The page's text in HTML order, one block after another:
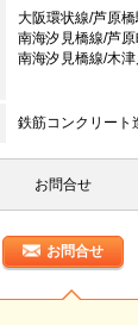
大阪環状線/芦原
南海汐見橋線/芦
南海汐見橋線/木
鉄筋コンクリート
お問合せ
お問合せ